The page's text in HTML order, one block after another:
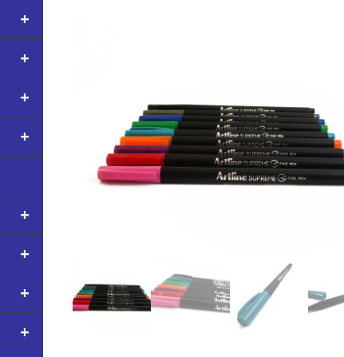
+
+
+
+
+
+
+
+